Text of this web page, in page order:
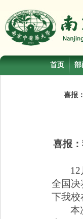
首页 部
喜报
喜报
12
全国
下我校
本